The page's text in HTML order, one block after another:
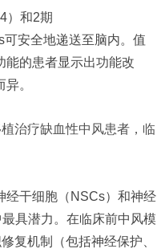
）和2期
可安全地递送至脑内。值
能的患者显示出功能改
。
治疗缺血性中风患者，临
经干细胞（NSCs）和神经
具潜力。在临床前中风模
复机制（包括神经保护、